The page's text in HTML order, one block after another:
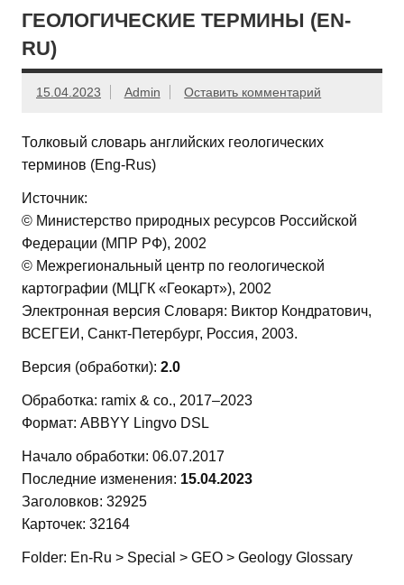
ГЕОЛОГИЧЕСКИЕ ТЕРМИНЫ (EN-
RU)
15.04.2023 Admin Оставить комментарий
Толковый словарь английских геологических
терминов (Eng-Rus)
Источник:
© Министерство природных ресурсов Российской
Федерации (МПР РФ), 2002
© Межрегиональный центр по геологической
картографии (МЦГК «Геокарт»), 2002
Электронная версия Словаря: Виктор Кондратович,
ВСЕГЕИ, Санкт-Петербург, Россия, 2003.
Версия (обработки): 2.0
Обработка: ramix & co., 2017–2023
Формат: ABBYY Lingvo DSL
Начало обработки: 06.07.2017
Последние изменения: 15.04.2023
Заголовков: 32925
Карточек: 32164
Folder: En-Ru > Special > GEO > Geology Glossary